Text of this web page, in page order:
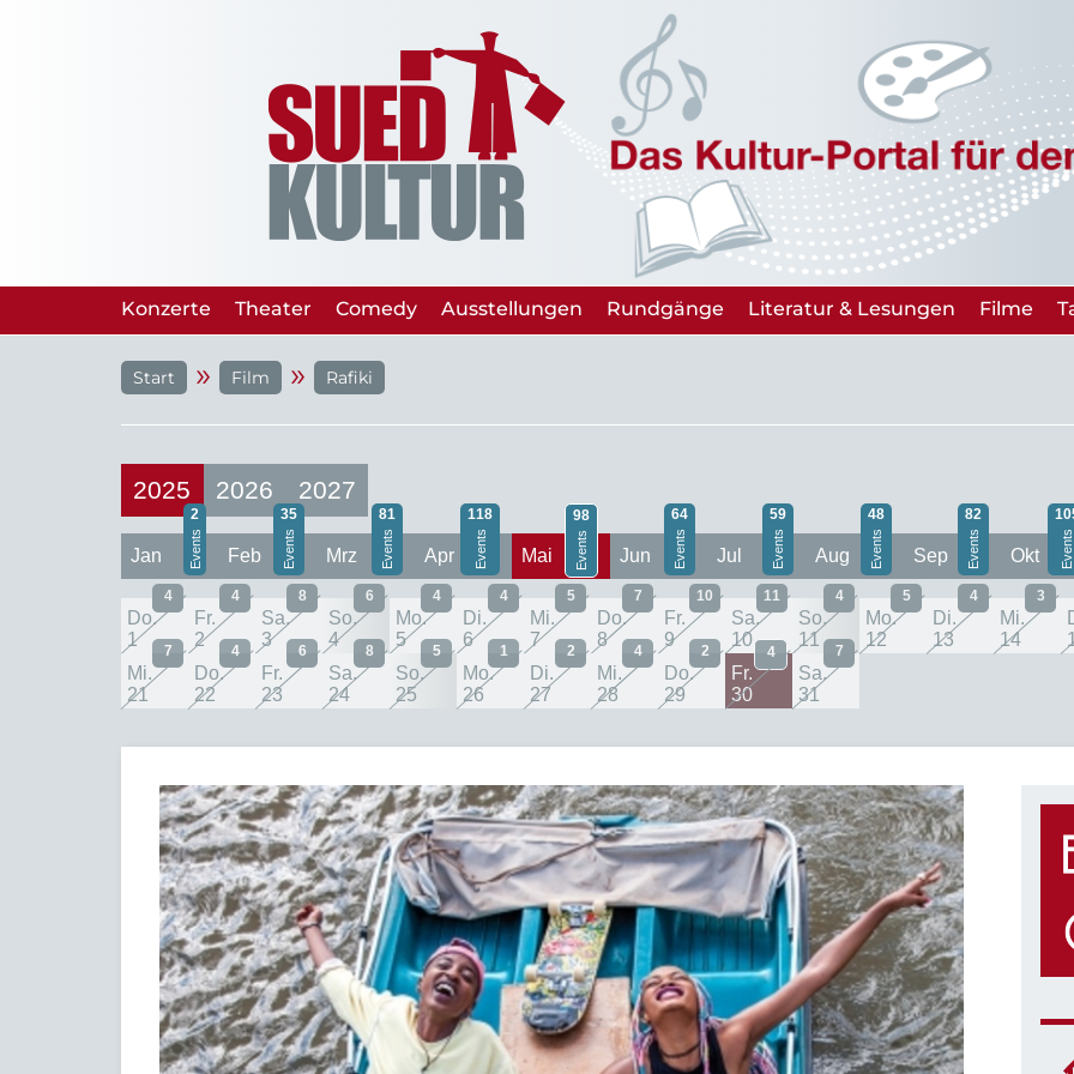
Konzerte Theater Comedy Ausstellungen Rundgänge Literatur & Lesungen Filme
Start » Film » Rafiki
2025 2026 2027
Jan
2
Feb
35
Mrz
81
Apr
118
Mai
98
Jun
64
Jul
59
Aug
48
Sep
82
Okt
Do.
1
4
Fr.
2
4
Sa.
3
8
So.
4
6
Mo.
5
4
Di.
6
4
Mi.
7
5
Do.
8
7
Fr.
9
10
Sa.
10
11
So.
11
4
Mo.
12
5
Di.
13
4
Mi.
14
3
Mi.
21
7
Do.
22
4
Fr.
23
6
Sa.
24
8
So.
25
5
Mo.
26
1
Di.
27
2
Mi.
28
4
Do.
29
2
Fr.
30
4
Sa.
31
7